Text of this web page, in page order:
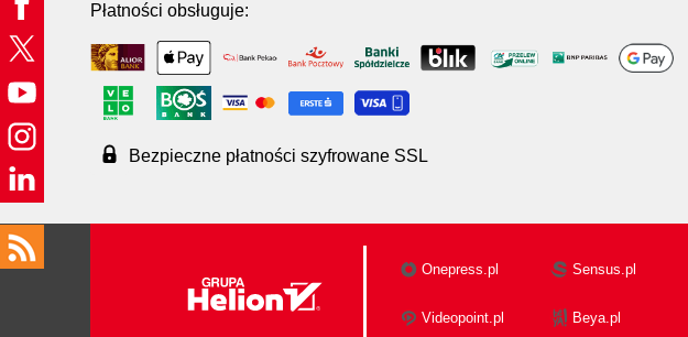
Płatności obsługuje:
Bezpieczne płatności szyfrowane SSL
Onepress.pl Sensus.pl
Videopoint.pl Beya.pl